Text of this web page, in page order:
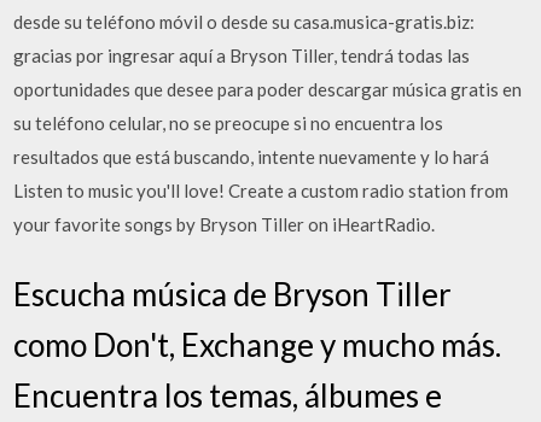
desde su teléfono móvil o desde su casa.musica-gratis.biz:
gracias por ingresar aquí a Bryson Tiller, tendrá todas las
oportunidades que desee para poder descargar música gratis en
su teléfono celular, no se preocupe si no encuentra los
resultados que está buscando, intente nuevamente y lo hará
Listen to music you'll love! Create a custom radio station from
your favorite songs by Bryson Tiller on iHeartRadio.
Escucha música de Bryson Tiller
como Don't, Exchange y mucho más.
Encuentra los temas, álbumes e